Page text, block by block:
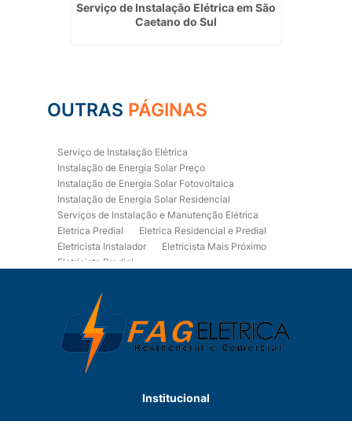
Serviço de Instalação Elétrica em São
Caetano do Sul
OUTRAS PÁGINAS
Serviço de Instalação Elétrica
Instalação de Energia Solar Preço
Instalação de Energia Solar Fotovoltaica
Instalação de Energia Solar Residencial
Serviços de Instalação e Manutenção Elétrica
Eletrica Predial
Eletrica Residencial e Predial
Eletricista Instalador
Eletricista Mais Próximo
Eletricista Predial
Eletricista Residencial
Eletricista Residencial E Predial
Eletricistas de Manutenção
Empresa de Instalações Elétricas
Empresa de Manutenção Eletrica
Empresa de Prestação de Serviços Eletricos
Fiação para Instalação Eletrica Residencial
Institucional